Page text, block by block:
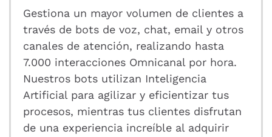
Gestiona un mayor volumen de clientes a
través de bots de voz, chat, email y otros
canales de atención, realizando hasta
7.000 interacciones Omnicanal por hora.
Nuestros bots utilizan Inteligencia
Artificial para agilizar y eficientizar tus
procesos, mientras tus clientes disfrutan
de una experiencia increíble al adquirir